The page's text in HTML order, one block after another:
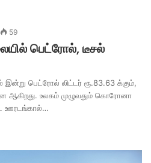
59
பெட்ரோல், டீசல்
பெட்ரோல் லிட்டர் ரூ.83.63 க்கும்,
ஆகிறது. உலகம் முழுவதும் கொரோனா
ஊரடங்கால்…